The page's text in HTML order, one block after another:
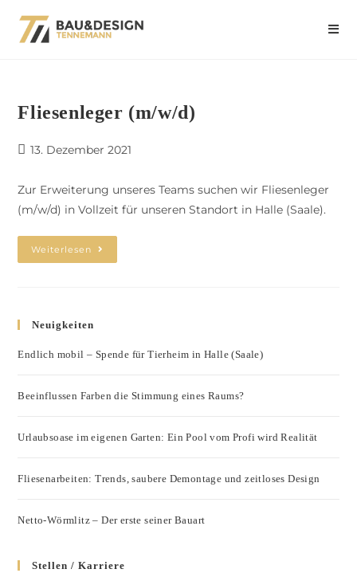
Fliesenleger (m/w/d)
13. Dezember 2021
Zur Erweiterung unseres Teams suchen wir Fliesenleger
(m/w/d) in Vollzeit für unseren Standort in Halle (Saale).
Weiterlesen
Neuigkeiten
Endlich mobil – Spende für Tierheim in Halle (Saale)
Beeinflussen Farben die Stimmung eines Raums?
Urlaubsoase im eigenen Garten: Ein Pool vom Profi wird Realität
Fliesenarbeiten: Trends, saubere Demontage und zeitloses Design
Netto-Wörmlitz – Der erste seiner Bauart
Stellen / Karriere